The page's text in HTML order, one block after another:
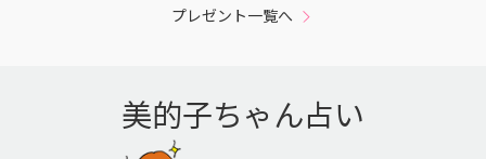
プレゼント一覧へ
美的子ちゃん占い